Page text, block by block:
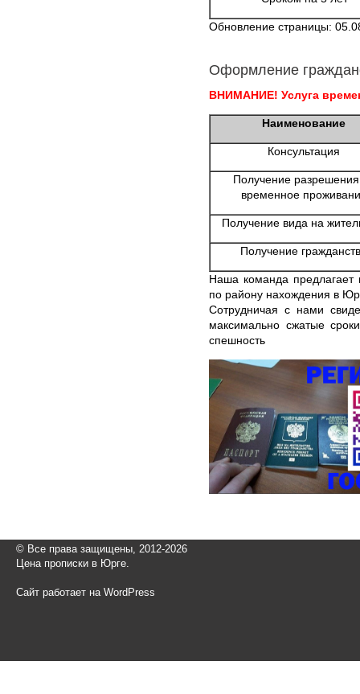
Обновление страницы:
Оформление
ВНИМАНИЕ! Услуга
Наименование
Консультация
Получение
временное
Получение вида на
Получение
Наша команда предлагает
по району нахождения в
Сотрудничая с нами
максимально сжатые
спешность
© Все права защищены, 2012-2026
Цена прописки в Юрге.
Сайт работает на WordPress